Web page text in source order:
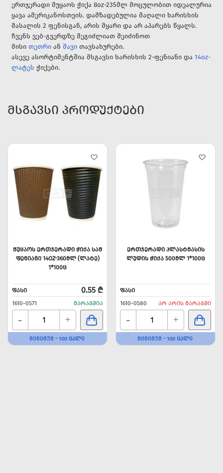
ერთჯერადი მუყაოს ჭიქა 8oz-235მლ მოცულობით იდეალურია
ყავა ამერიკანოსთვის. დამზადებულია მაღალი ხარისხის
მასალის 2 ფენისგან, არის მყარი და არ აპარებს წყალს.
ჩვენს ვებ-გვერდზე შეგიძლიათ შეიძინოთ
მისი თეთრი ან შავი თავსახურები.
ასევე ასორტიმენტშია მსგავსი ხარისხის 2-ფენიანი და 14oz-
ლატეს ჭიქები.
ᲛᲡᲒᲐᲕᲡᲘ ᲞᲠᲝᲓᲣᲥᲢᲔᲑᲘ
ᲛᲣᲧᲐᲝᲡ ᲔᲠᲗᲯᲔᲠᲐᲓᲘ ᲭᲘᲥᲐ ᲡᲐᲛ
ᲤᲔᲜᲘᲐᲜᲘ 14OZ-360ᲛᲚ (ᲚᲐᲢᲔ)
1*100Ც
ᲤᲐᲡᲘ 0.55 ₾
1610-0571 ᲛᲐᲠᲐᲒᲨᲘᲐ
- +
ᲛᲘᲜᲘᲛᲣᲛ - 100 ᲪᲐᲚᲘ
ᲔᲠᲗᲯᲔᲠᲐᲓᲘ ᲞᲚᲐᲡᲢᲛᲐᲡᲘᲡ
ᲚᲣᲓᲘᲡ ᲭᲘᲥᲐ 500ᲛᲚ 1*100Ც
ᲤᲐᲡᲘ
1610-0580
ᲐᲠ ᲐᲠᲘᲡ ᲛᲐᲠᲐᲒᲨᲘ
- +
ᲛᲘᲜᲘᲛᲣᲛ - 100 ᲪᲐᲚᲘ